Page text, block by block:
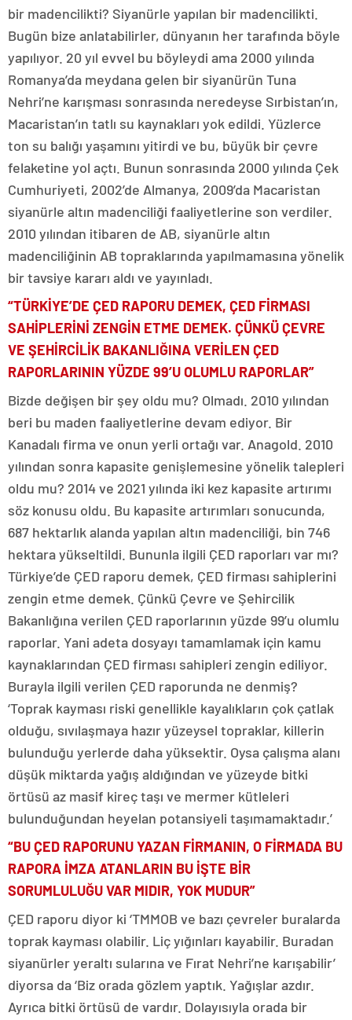
bir madencilikti? Siyanürle yapılan bir madencilikti.
Bugün bize anlatabilirler, dünyanın her tarafında böyle
yapılıyor. 20 yıl evvel bu böyleydi ama 2000 yılında
Romanya’da meydana gelen bir siyanürün Tuna
Nehri’ne karışması sonrasında neredeyse Sırbistan’ın,
Macaristan’ın tatlı su kaynakları yok edildi. Yüzlerce
ton su balığı yaşamını yitirdi ve bu, büyük bir çevre
felaketine yol açtı. Bunun sonrasında 2000 yılında Çek
Cumhuriyeti, 2002’de Almanya, 2009’da Macaristan
siyanürle altın madenciliği faaliyetlerine son verdiler.
2010 yılından itibaren de AB, siyanürle altın
madenciliğinin AB topraklarında yapılmamasına yönelik
bir tavsiye kararı aldı ve yayınladı.
“TÜRKİYE’DE ÇED RAPORU DEMEK, ÇED FİRMASI
SAHİPLERİNİ ZENGİN ETME DEMEK. ÇÜNKÜ ÇEVRE
VE ŞEHİRCİLİK BAKANLIĞINA VERİLEN ÇED
RAPORLARININ YÜZDE 99’U OLUMLU RAPORLAR”
Bizde değişen bir şey oldu mu? Olmadı. 2010 yılından
beri bu maden faaliyetlerine devam ediyor. Bir
Kanadalı firma ve onun yerli ortağı var. Anagold. 2010
yılından sonra kapasite genişlemesine yönelik talepleri
oldu mu? 2014 ve 2021 yılında iki kez kapasite artırımı
söz konusu oldu. Bu kapasite artırımları sonucunda,
687 hektarlık alanda yapılan altın madenciliği, bin 746
hektara yükseltildi. Bununla ilgili ÇED raporları var mı?
Türkiye’de ÇED raporu demek, ÇED firması sahiplerini
zengin etme demek. Çünkü Çevre ve Şehircilik
Bakanlığına verilen ÇED raporlarının yüzde 99’u olumlu
raporlar. Yani adeta dosyayı tamamlamak için kamu
kaynaklarından ÇED firması sahipleri zengin ediliyor.
Burayla ilgili verilen ÇED raporunda ne denmiş?
‘Toprak kayması riski genellikle kayalıkların çok çatlak
olduğu, sıvılaşmaya hazır yüzeysel topraklar, killerin
bulunduğu yerlerde daha yüksektir. Oysa çalışma alanı
düşük miktarda yağış aldığından ve yüzeyde bitki
örtüsü az masif kireç taşı ve mermer kütleleri
bulunduğundan heyelan potansiyeli taşımamaktadır.’
“BU ÇED RAPORUNU YAZAN FİRMANIN, O FİRMADA BU
RAPORA İMZA ATANLARIN BU İŞTE BİR
SORUMLULUĞU VAR MIDIR, YOK MUDUR”
ÇED raporu diyor ki ‘TMMOB ve bazı çevreler buralarda
toprak kayması olabilir. Liç yığınları kayabilir. Buradan
siyanürler yeraltı sularına ve Fırat Nehri’ne karışabilir’
diyorsa da ‘Biz orada gözlem yaptık. Yağışlar azdır.
Ayrıca bitki örtüsü de vardır. Dolayısıyla orada bir